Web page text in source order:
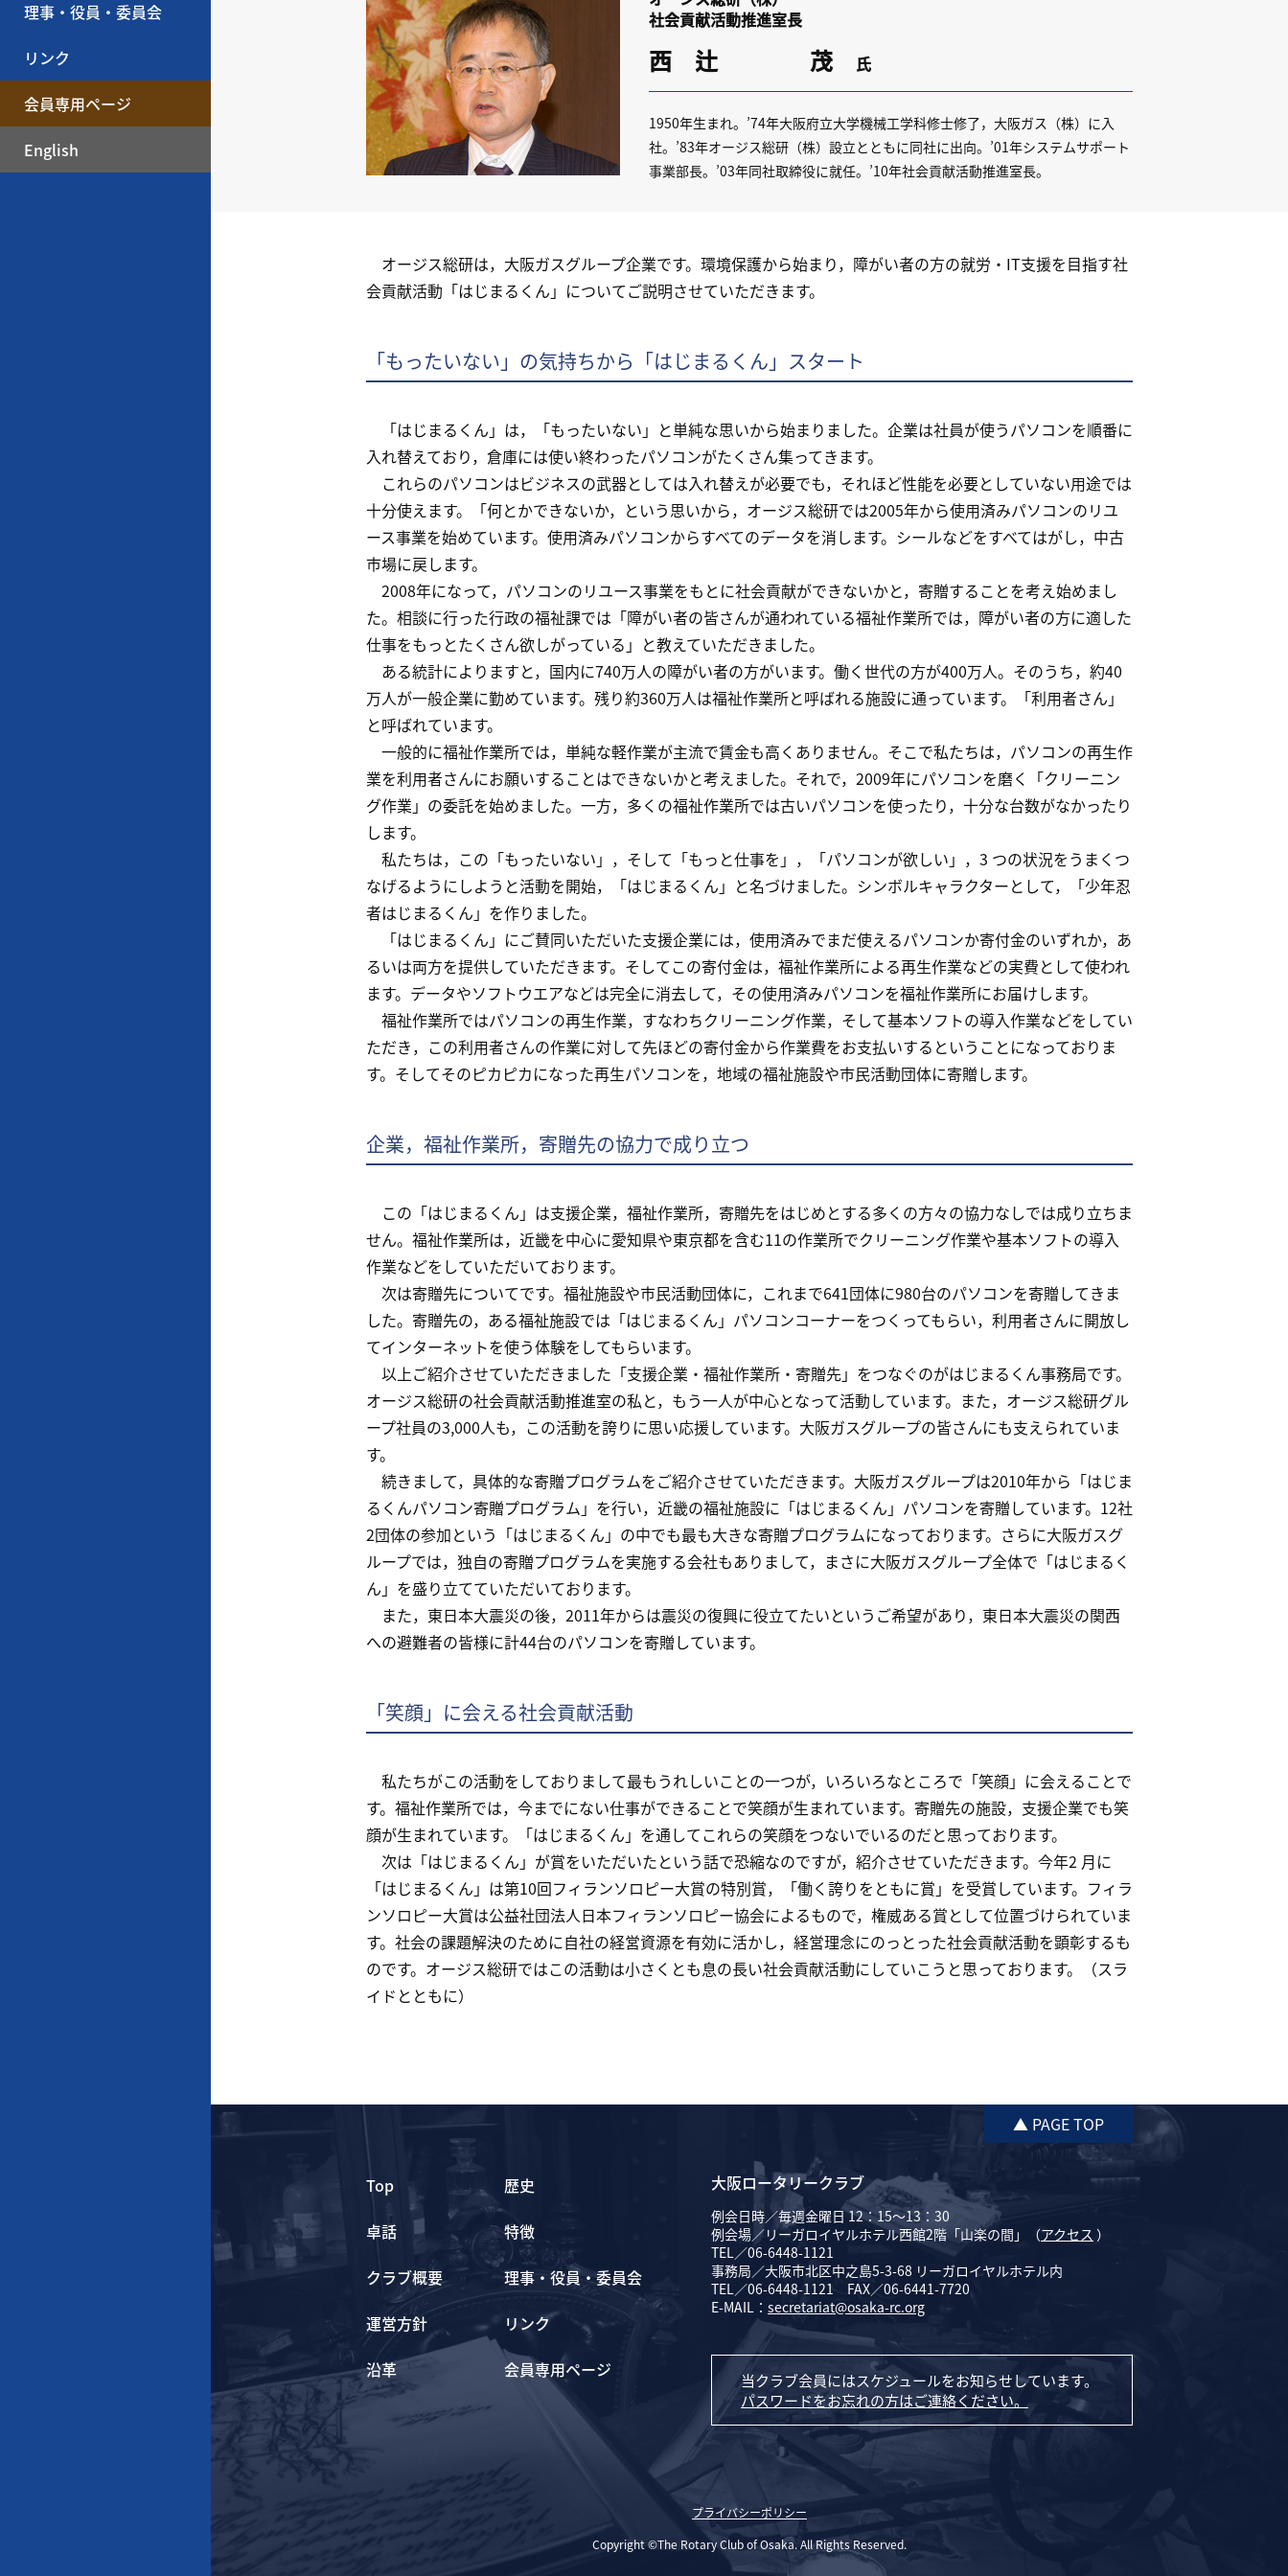
理事・役員・委員会
リンク
会員専用ページ
English
社会貢献活動推進室長
西 辻 茂 氏
1950年生まれ。’74年大阪府立大学機械工学科修士修了，大阪ガス（株）に入
社。’83年オージス総研（株）設立とともに同社に出向。’01年システムサポート
事業部長。’03年同社取締役に就任。’10年社会貢献活動推進室長。
オージス総研は，大阪ガスグループ企業です。環境保護から始まり，障がい者の方の就労・IT支援を目指す社
会貢献活動「はじまるくん」についてご説明させていただきます。
「もったいない」の気持ちから「はじまるくん」スタート
「はじまるくん」は，「もったいない」と単純な思いから始まりました。企業は社員が使うパソコンを順番に
入れ替えており，倉庫には使い終わったパソコンがたくさん集ってきます。
これらのパソコンはビジネスの武器としては入れ替えが必要でも，それほど性能を必要としていない用途では
十分使えます。「何とかできないか，という思いから，オージス総研では2005年から使用済みパソコンのリユ
ース事業を始めています。使用済みパソコンからすべてのデータを消します。シールなどをすべてはがし，中古
市場に戻します。
2008年になって，パソコンのリユース事業をもとに社会貢献ができないかと，寄贈することを考え始めまし
た。相談に行った行政の福祉課では「障がい者の皆さんが通われている福祉作業所では，障がい者の方に適した
仕事をもっとたくさん欲しがっている」と教えていただきました。
ある統計によりますと，国内に740万人の障がい者の方がいます。働く世代の方が400万人。そのうち，約40
万人が一般企業に勤めています。残り約360万人は福祉作業所と呼ばれる施設に通っています。「利用者さん」
と呼ばれています。
一般的に福祉作業所では，単純な軽作業が主流で賃金も高くありません。そこで私たちは，パソコンの再生作
業を利用者さんにお願いすることはできないかと考えました。それで，2009年にパソコンを磨く「クリーニン
グ作業」の委託を始めました。一方，多くの福祉作業所では古いパソコンを使ったり，十分な台数がなかったり
します。
私たちは，この「もったいない」，そして「もっと仕事を」，「パソコンが欲しい」，3 つの状況をうまくつ
なげるようにしようと活動を開始，「はじまるくん」と名づけました。シンボルキャラクターとして，「少年忍
者はじまるくん」を作りました。
「はじまるくん」にご賛同いただいた支援企業には，使用済みでまだ使えるパソコンか寄付金のいずれか，あ
るいは両方を提供していただきます。そしてこの寄付金は，福祉作業所による再生作業などの実費として使われ
ます。データやソフトウエアなどは完全に消去して，その使用済みパソコンを福祉作業所にお届けします。
福祉作業所ではパソコンの再生作業，すなわちクリーニング作業，そして基本ソフトの導入作業などをしてい
ただき，この利用者さんの作業に対して先ほどの寄付金から作業費をお支払いするということになっておりま
す。そしてそのピカピカになった再生パソコンを，地域の福祉施設や市民活動団体に寄贈します。
企業，福祉作業所，寄贈先の協力で成り立つ
この「はじまるくん」は支援企業，福祉作業所，寄贈先をはじめとする多くの方々の協力なしでは成り立ちま
せん。福祉作業所は，近畿を中心に愛知県や東京都を含む11の作業所でクリーニング作業や基本ソフトの導入
作業などをしていただいております。
次は寄贈先についてです。福祉施設や市民活動団体に，これまで641団体に980台のパソコンを寄贈してきま
した。寄贈先の，ある福祉施設では「はじまるくん」パソコンコーナーをつくってもらい，利用者さんに開放し
てインターネットを使う体験をしてもらいます。
以上ご紹介させていただきました「支援企業・福祉作業所・寄贈先」をつなぐのがはじまるくん事務局です。
オージス総研の社会貢献活動推進室の私と，もう一人が中心となって活動しています。また，オージス総研グル
ープ社員の3,000人も，この活動を誇りに思い応援しています。大阪ガスグループの皆さんにも支えられていま
す。
続きまして，具体的な寄贈プログラムをご紹介させていただきます。大阪ガスグループは2010年から「はじま
るくんパソコン寄贈プログラム」を行い，近畿の福祉施設に「はじまるくん」パソコンを寄贈しています。12社
2団体の参加という「はじまるくん」の中でも最も大きな寄贈プログラムになっております。さらに大阪ガスグ
ループでは，独自の寄贈プログラムを実施する会社もありまして，まさに大阪ガスグループ全体で「はじまるく
ん」を盛り立てていただいております。
また，東日本大震災の後，2011年からは震災の復興に役立てたいというご希望があり，東日本大震災の関西
への避難者の皆様に計44台のパソコンを寄贈しています。
「笑顔」に会える社会貢献活動
私たちがこの活動をしておりまして最もうれしいことの一つが，いろいろなところで「笑顔」に会えることで
す。福祉作業所では，今までにない仕事ができることで笑顔が生まれています。寄贈先の施設，支援企業でも笑
顔が生まれています。「はじまるくん」を通してこれらの笑顔をつないでいるのだと思っております。
次は「はじまるくん」が賞をいただいたという話で恐縮なのですが，紹介させていただきます。今年2 月に
「はじまるくん」は第10回フィランソロピー大賞の特別賞，「働く誇りをともに賞」を受賞しています。フィラ
ンソロピー大賞は公益社団法人日本フィランソロピー協会によるもので，権威ある賞として位置づけられていま
す。社会の課題解決のために自社の経営資源を有効に活かし，経営理念にのっとった社会貢献活動を顕彰するも
のです。オージス総研ではこの活動は小さくとも息の長い社会貢献活動にしていこうと思っております。（スラ
イドとともに）
▲ PAGE TOP
Top
卓話
クラブ概要
運営方針
沿革
歴史
特徴
理事・役員・委員会
リンク
会員専用ページ
大阪ロータリークラブ
例会日時／毎週金曜日 12：15～13：30
例会場／リーガロイヤルホテル西館2階「山楽の間」（アクセス ）
TEL／06-6448-1121
事務局／大阪市北区中之島5-3-68 リーガロイヤルホテル内
TEL／06-6448-1121 FAX／06-6441-7720
E-MAIL： secretariat@osaka-rc.org
当クラブ会員にはスケジュールをお知らせしています。
パスワードをお忘れの方はご連絡ください。
プライバシーポリシー
Copyright ©The Rotary Club of Osaka. All Rights Reserved.